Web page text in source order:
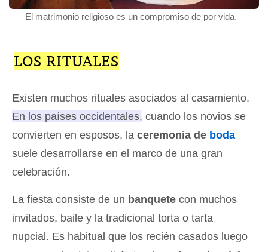
El matrimonio religioso es un compromiso de por vida.
LOS RITUALES
Existen muchos rituales asociados al casamiento.
En los países occidentales, cuando los novios se
convierten en esposos, la ceremonia de boda
suele desarrollarse en el marco de una gran
celebración.
La fiesta consiste de un banquete con muchos
invitados, baile y la tradicional torta o tarta
nupcial. Es habitual que los recién casados luego